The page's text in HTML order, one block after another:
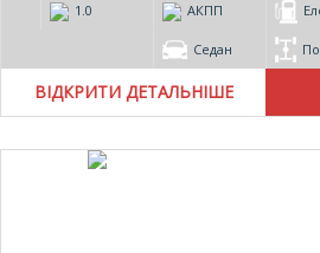
1.0 АКПП
Седан
ВІДКРИТИ ДЕТАЛЬНІШЕ